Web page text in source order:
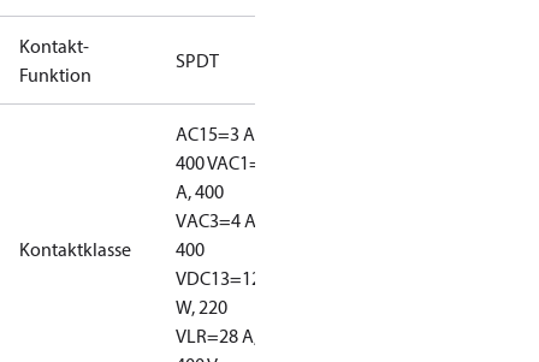
Kontakt-
Funktion
SPDT
Kontaktklasse
AC15=3 A,
400 VAC1=10
A, 400
VAC3=4 A,
400
VDC13=12
W, 220
VLR=28 A,